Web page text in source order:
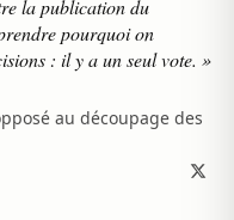
la publication du
pourquoi on
: il y a un seul vote. »
au découpage des